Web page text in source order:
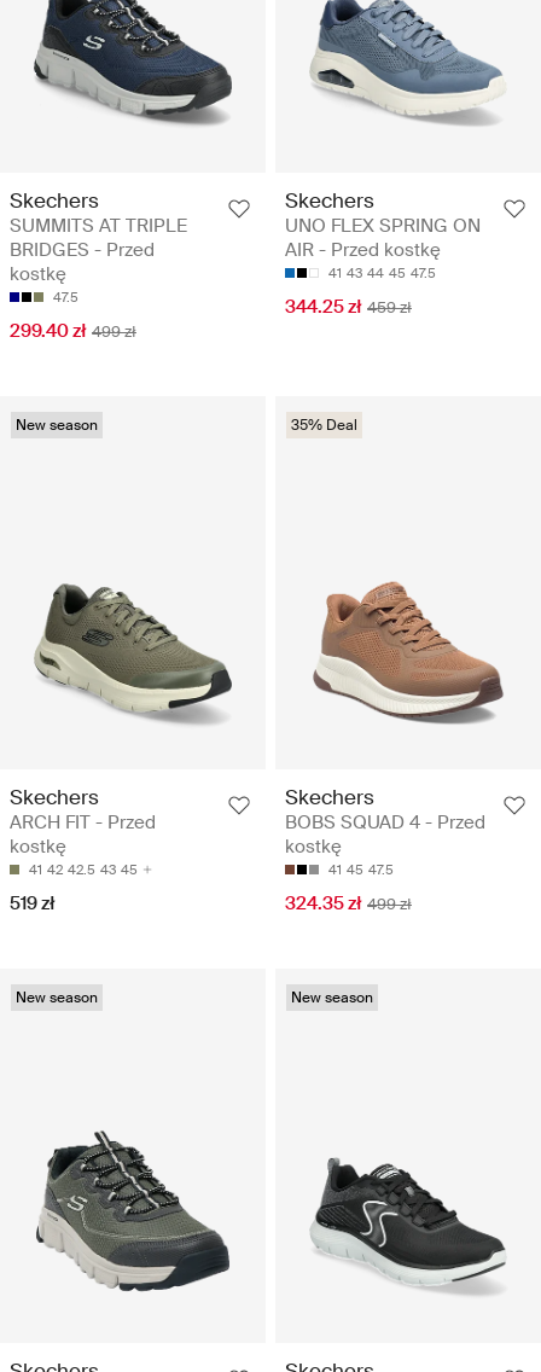
Skechers
SUMMITS AT TRIPLE
BRIDGES - Przed
kostkę
47.5
299.40 zł 499 zł
Skechers
UNO FLEX SPRING ON
AIR - Przed kostkę
41 43 44 45 47.5
344.25 zł 459 zł
New season
Skechers
ARCH FIT - Przed
kostkę
41 42 42.5 43 45
519 zł
35% Deal
Skechers
BOBS SQUAD 4 - Przed
kostkę
41 45 47.5
324.35 zł 499 zł
New season New season